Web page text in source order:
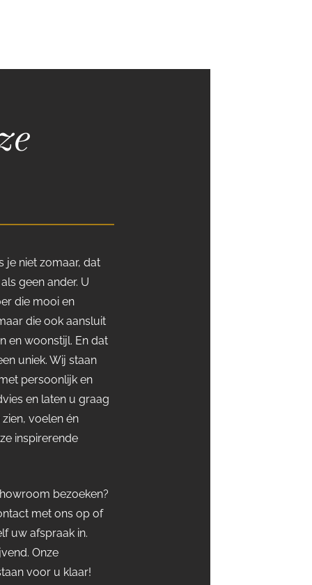
je niet zomaar, dat
geen ander. U
die mooi en
die ook aansluit
en woonstijl. En dat
uniek. Wij staan
persoonlijk en
en laten u graag
voelen én
inspirerende
bezoeken?
met ons op of
uw afspraak in.
Onze
voor u klaar!